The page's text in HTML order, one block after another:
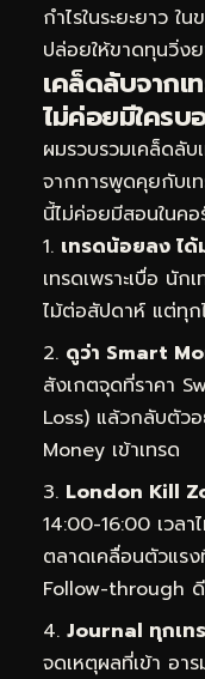
กำไรในระยะยาว
ปล่อยให้ขาดทุนวิ่ง
เคล็ดลับจาก
ไม่ค่อยมีใครบ
ผมรวบรวมเคล็ดลั
จากการพูดคุยกับเท
นี้ไม่ค่อยมีสอนในคอ
เทรดน้อยลง ไ
เทรดเพราะเบื่อ นั
ไม้ต่อสัปดาห์ แต่ทุ
ดูว่า Smart
สังเกตจุดที่ราคา
Loss) แล้วกลับตัว
Money เข้าเทรด
London Kill
14:00-16:00 เวล
ตลาดเคลื่อนตัวแร
Follow-through ดี
Journal ทุกเท
จดเหตุผลที่เข้า อา